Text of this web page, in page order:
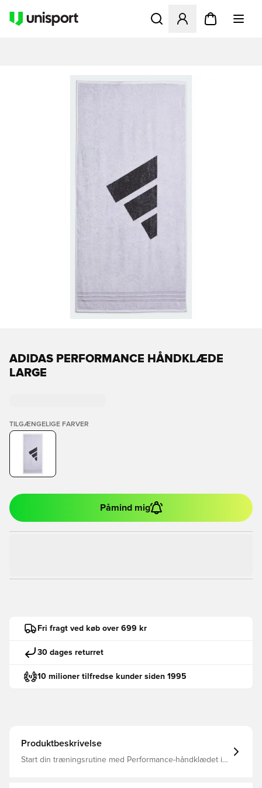
Åbner en Modal til at
ADIDAS PERFORMANCE HÅNDKLÆDE
LARGE
TILGÆNGELIGE FARVER
Påmind mig
Fri fragt ved køb over 699 kr
30 dages returret
10 milioner tilfredse kunder siden 1995
Produktbeskrivelse
Start din træningsrutine med Performance-håndklædet i